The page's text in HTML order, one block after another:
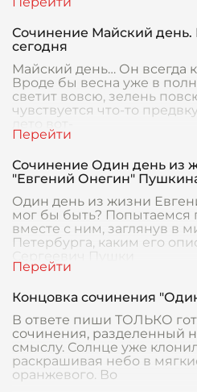
Сочинение Майский день.
сегодня
Майский день… Он всегда
Вроде бы весна уже в
светит вовсю, зелень
чувствуется что-то
Сочинение Один день из
"Евгений Онегин"
Один день из жизни
мог бы быть? Попытаемся
вместе с ним, заглянув в
Петербурга, каким его
Сергеевич Пушки
Концовка сочинения
В ответе пиши ТОЛЬКО
сочинения, разделенный
смыслу. Солнце уже
раскрашивая небо в
оранжевого. Во